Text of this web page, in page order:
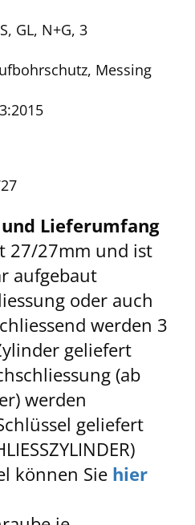
GL, N+G, 3
Messing
Lieferumfang
27/27mm und ist
aufgebaut
oder auch
werden 3
geliefert
(ab
werden
geliefert
können Sie hier